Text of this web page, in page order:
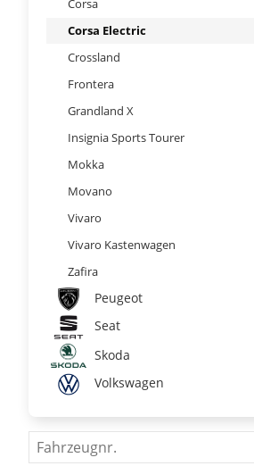
Corsa Electric
Crossland
Frontera
Grandland X
Insignia Sports Tourer
Mokka
Movano
Vivaro
Vivaro Kastenwagen
Zafira
Peugeot
Seat
Skoda
Volkswagen
Fahrzeugnr.